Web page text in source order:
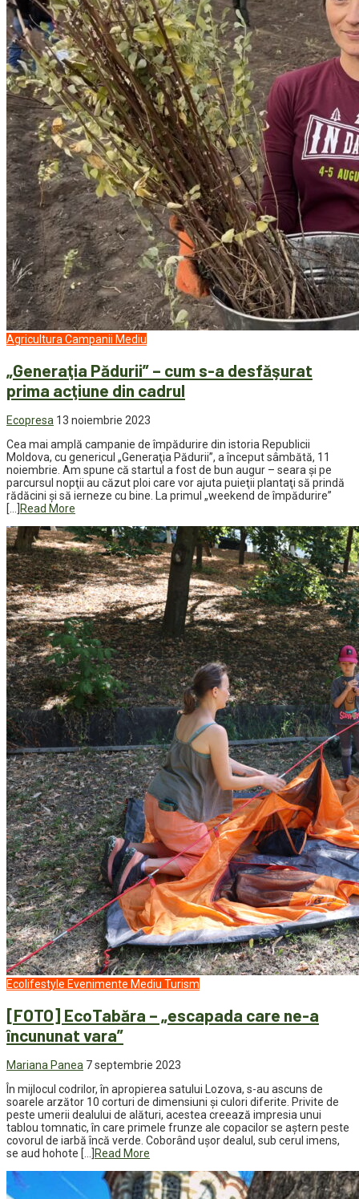
AgriculturaCampanii Mediu
„Generaţia Pădurii” – cum s-a desfăşurat
prima acţiune din cadrul
Ecopresa 13 noiembrie 2023
Cea mai amplă campanie de împădurire din istoria Republicii
Moldova, cu genericul „Generaţia Pădurii”, a început sâmbătă, 11
noiembrie. Am spune că startul a fost de bun augur – seara şi pe
parcursul nopţii au căzut ploi care vor ajuta puieţii plantaţi să prindă
rădăcini şi să ierneze cu bine. La primul „weekend de împădurire”
[…] Read More
Ecolifestyle Evenimente Mediu Turism
[FOTO] EcoTabăra – „escapada care ne-a
încununat vara”
Mariana Panea 7 septembrie 2023
În mijlocul codrilor, în apropierea satului Lozova, s-au ascuns de
soarele arzător 10 corturi de dimensiuni și culori diferite. Privite de
peste umerii dealului de alături, acestea creează impresia unui
tablou tomnatic, în care primele frunze ale copacilor se aștern peste
covorul de iarbă încă verde. Coborând ușor dealul, sub cerul imens,
se aud hohote […]
Read More